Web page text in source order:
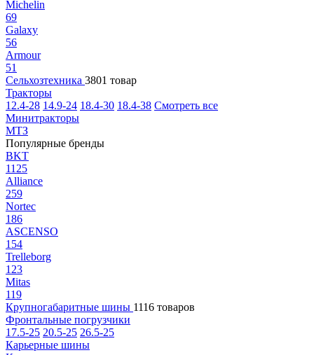
Michelin
69
Galaxy
56
Armour
51
Сельхозтехника 3801 товар
Тракторы
12.4-28 14.9-24 18.4-30 18.4-38 Смотреть все
Минитракторы
МТЗ
Популярные бренды
BKT
1125
Alliance
259
Nortec
186
ASCENSO
154
Trelleborg
123
Mitas
119
Крупногабаритные шины 1116 товаров
Фронтальные погрузчики
17.5-25 20.5-25 26.5-25
Карьерные шины